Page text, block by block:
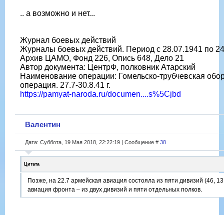
.. а возможно и нет...
Журнал боевых действий
Журналы боевых действий. Период с 28.07.1941 по
Архив ЦАМО, Фонд 226, Опись 648, Дело 21
Автор документа: ЦентрФ, полковник Атарский
Наименование операции: Гомельско-трубчевская
операция. 27.7-30.8.41 г.
https://pamyat-naroda.ru/documen....s%5Cjbd
Валентин
Дата: Суббота, 19 Мая 2018, 22:22:19 | Сообщение # 38
Цитата
Позже, на 22.7 армейская авиация состояла из пяти дивизий (46,
авиация фронта – из двух дивизий и пяти отдельных полков.